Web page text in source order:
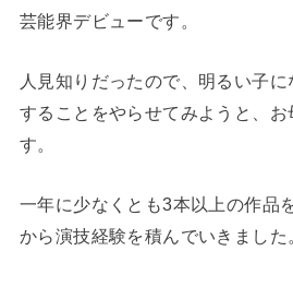
芸能界デビューです。
人見知りだったので、明るい子
することをやらせてみようと、
す。
一年に少なくとも3本以上の作品
から演技経験を積んでいきました